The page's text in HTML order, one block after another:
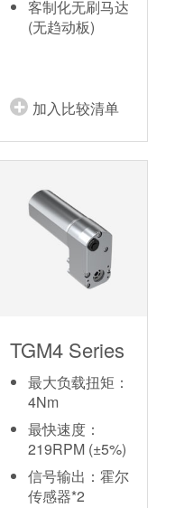
客制化无刷马达
(无趋动板)
加入比较清单
TGM4 Series
最大负载扭矩：
4Nm
最快速度：
219RPM (±5%)
信号输出：霍尔
传感器*2